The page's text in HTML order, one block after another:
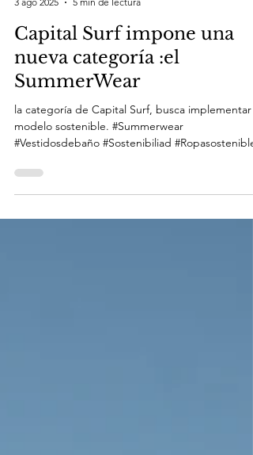
3 ago 2025
5 min de lectura
Capital Surf impone una
nueva categoría :el
SummerWear
la categoría de Capital Surf, busca implementar
#Vestidosdebaño #Sostenibiliad